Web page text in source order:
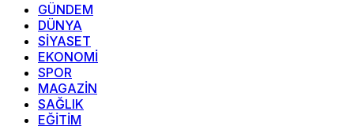
GÜNDEM
DÜNYA
SİYASET
EKONOMİ
SPOR
MAGAZİN
SAĞLIK
EĞİTİM